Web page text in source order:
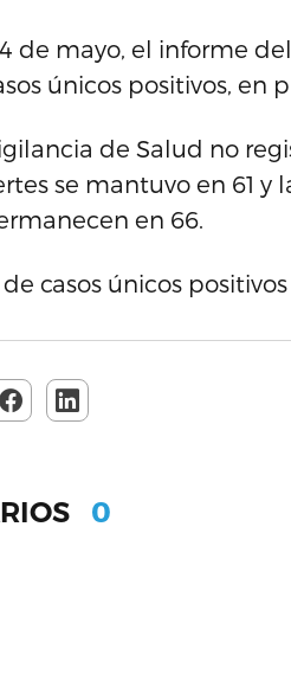
de mayo, el informe
únicos positivos, en
de Salud no
se mantuvo en 61 y
en 66.
casos únicos positivos
0